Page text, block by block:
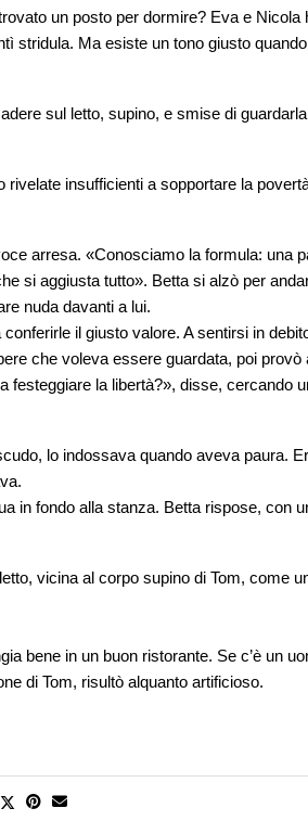
un posto per dormire? Eva e Nicola
stridula. Ma esiste un tono giusto
sul letto, supino, e smise di
insufficienti a sopportare la
arresa. «Conosciamo la formula: una
si aggiusta tutto». Betta si alzò per
nuda davanti a lui.
il giusto valore. A sentirsi in
che voleva essere guardata, poi provò
festeggiare la libertà?», disse, cercando
lo indossava quando aveva paura.
in fondo alla stanza. Betta rispose, con
vicina al corpo supino di Tom, come
bene in un buon ristorante. Se c’è un
di Tom, risultò alquanto artificioso.